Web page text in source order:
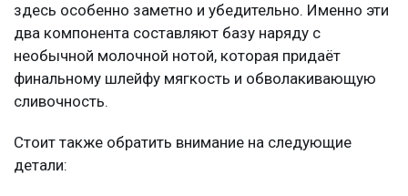
здесь особенно заметно и убедительно. Именно эти
два компонента составляют базу наряду с
необычной молочной нотой, которая придаёт
финальному шлейфу мягкость и обволакивающую
сливочность.
Стоит также обратить внимание на следующие
детали: